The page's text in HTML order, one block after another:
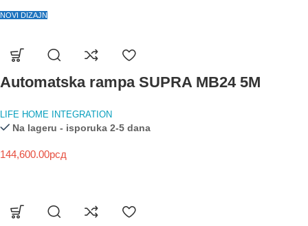
NOVI DIZAJN
Automatska rampa SUPRA MB24 5M
LIFE HOME INTEGRATION
Na lageru - isporuka 2-5 dana
144,600.00рсд